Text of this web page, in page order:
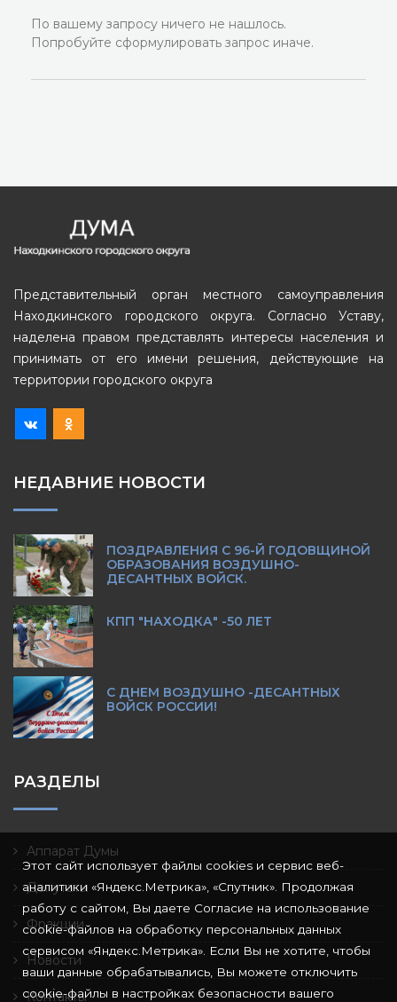
По вашему запросу ничего не нашлось.
Попробуйте сформулировать запрос иначе.
Представительный орган местного самоуправления
Находкинского городского округа. Согласно Уставу,
наделена правом представлять интересы населения и
принимать от его имени решения, действующие на
территории городского округа
НЕДАВНИЕ НОВОСТИ
ПОЗДРАВЛЕНИЯ С 96-Й ГОДОВЩИНОЙ
ОБРАЗОВАНИЯ ВОЗДУШНО-
ДЕСАНТНЫХ ВОЙСК.
КПП "НАХОДКА" -50 ЛЕТ
С ДНЕМ ВОЗДУШНО -ДЕСАНТНЫХ
ВОЙСК РОССИИ!
РАЗДЕЛЫ
Аппарат Думы
Депутаты
Фракции
Новости
Контакты
Этот сайт использует файлы cookies и сервис веб-
аналитики «Яндекс.Метрика», «Спутник». Продолжая
работу с сайтом, Вы даете Согласие на использование
cookie-файлов на обработку персональных данных
сервисом «Яндекс.Метрика». Если Вы не хотите, чтобы
ваши данные обрабатывались, Вы можете отключить
cookie-файлы в настройках безопасности вашего